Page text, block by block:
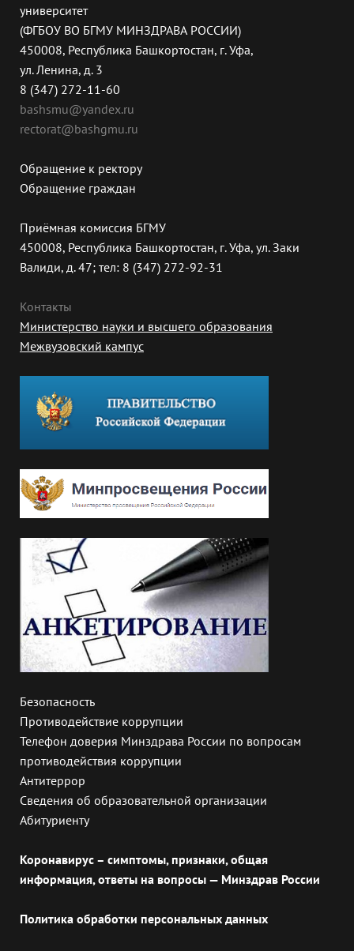
университет
(ФГБОУ ВО БГМУ МИНЗДРАВА РОССИИ)
450008, Республика Башкортостан, г. Уфа,
ул. Ленина, д. 3
8 (347) 272-11-60
bashsmu@yandex.ru
rectorat@bashgmu.ru
Обращение к ректору
Обращение граждан
Приёмная комиссия БГМУ
450008, Республика Башкортостан, г. Уфа, ул. Заки
Валиди, д. 47; тел: 8 (347) 272-92-31
Контакты
Министерство науки и высшего образования
Межвузовский кампус
Безопасность
Противодействие коррупции
Телефон доверия Минздрава России по вопросам
противодействия коррупции
Антитеррор
Сведения об образовательной организации
Абитуриенту
Коронавирус – симптомы, признаки, общая
информация, ответы на вопросы — Минздрав России
Политика обработки персональных данных